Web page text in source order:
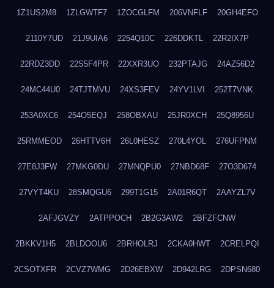
1Z1US2M8 1ZLGWTF7 1ZOCGLFM 206VNFLF 20GH4EFO
2110Y7UD 21J9UIA6 2254Q10C 226DDKTL 22R2IX7P
22RDZ3DD 22S5F4PR 22XXR3UO 232PTAJG 24AZ56D2
24MC44U0 24TJTMVU 24XS3FEV 24YV1LVI 252T7VNK
253A0XC6 254O5EQJ 258OBXAU 25JR0XCH 25Q8956U
25RMMEOD 26HTTV6H 26L0HESZ 270L4YOL 276UFPNM
27E8J3FW 27MKG0DU 27MNQPU0 27NBD68F 27O3D674
27VYT4KU 28SMQGU6 299T1G15 2A01R6QT 2AAYZL7V
2AFJGVZY 2ATPPOCH 2B2G3AW2 2BFZFCNW
2BKKV1H5 2BLDOOU6 2BRHOLRJ 2CKA0HWT 2CRELPQI
2CSOTXFR 2CVZ7WMG 2D26EBXW 2D942LRG 2DPSN680